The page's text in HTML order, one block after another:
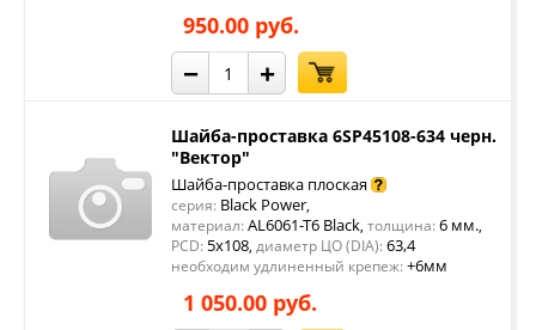
950.00 руб.
− +
Шайба-проставка 6SP45108-634 черн.
"Вектор"
Шайба-проставка плоская
серия: Black Power,
материал: AL6061-T6 Black, толщина: 6 мм.,
PCD: 5x108, диаметр ЦО (DIA): 63,4
необходим удлиненный крепеж: +6мм
1 050.00 руб.